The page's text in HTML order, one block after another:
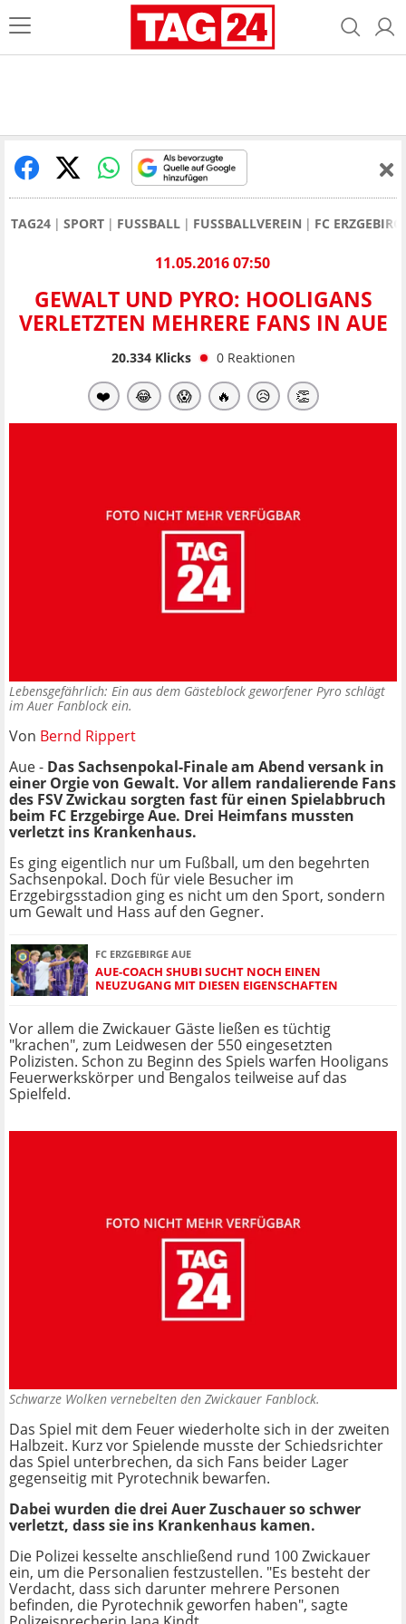
TAG24 SPORT FUSSBALL FUSSBALLVEREIN FC
11.05.2016 07:50
GEWALT UND PYRO: HOOLIGANS
VERLETZTEN MEHRERE FANS IN AUE
20.334Klicks 0 Reaktionen
❤️ 😂 😱 🔥 😥 👏
Lebensgefährlich: Ein aus dem Gästeblock geworfener Pyro schlägt
im Auer Fanblock ein.
Von Bernd Rippert
Aue - Das Sachsenpokal-Finale am Abend versank in
einer Orgie von Gewalt. Vor allem randalierende Fans
des FSV Zwickau sorgten fast für einen Spielabbruch
beim FC Erzgebirge Aue. Drei Heimfans mussten
verletzt ins Krankenhaus.
Es ging eigentlich nur um Fußball, um den begehrten
Sachsenpokal. Doch für viele Besucher im
Erzgebirgsstadion ging es nicht um den Sport, sondern
um Gewalt und Hass auf den Gegner.
FC ERZGEBIRGE AUE
AUE-COACH SHUBI SUCHT NOCH EINEN
NEUZUGANG MIT DIESEN EIGENSCHAFTEN
Vor allem die Zwickauer Gäste ließen es tüchtig
"krachen", zum Leidwesen der 550 eingesetzten
Polizisten. Schon zu Beginn des Spiels warfen Hooligans
Feuerwerkskörper und Bengalos teilweise auf das
Spielfeld.
Schwarze Wolken vernebelten den Zwickauer Fanblock.
Das Spiel mit dem Feuer wiederholte sich in der zweiten
Halbzeit. Kurz vor Spielende musste der Schiedsrichter
das Spiel unterbrechen, da sich Fans beider Lager
gegenseitig mit Pyrotechnik bewarfen.
Dabei wurden die drei Auer Zuschauer so schwer
verletzt, dass sie ins Krankenhaus kamen.
Die Polizei kesselte anschließend rund 100 Zwickauer
ein, um die Personalien festzustellen. "Es besteht der
Verdacht, dass sich darunter mehrere Personen
befinden, die Pyrotechnik geworfen haben", sagte